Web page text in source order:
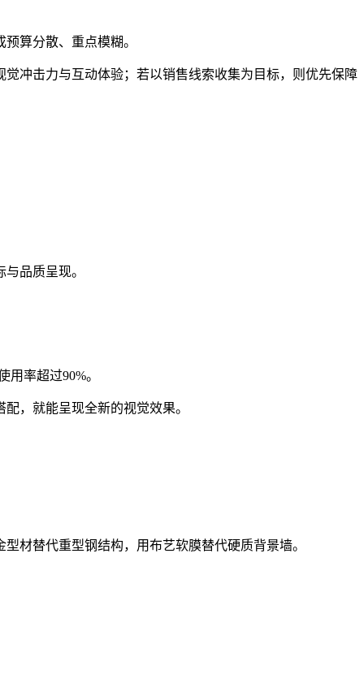
算分散、重点模糊。
冲击力与互动体验；若以销售线索收集为目标，则优先保障
品质呈现。
率超过90%。
，就能呈现全新的视觉效果。
材替代重型钢结构，用布艺软膜替代硬质背景墙。